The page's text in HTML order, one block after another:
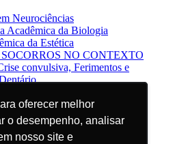
oferecer melhor
o desempenho, analisar
nosso site e
oferecer melhor
o desempenho, analisar
nosso site e
Neurociências
Acadêmica da Biologia
da Estética
NO CONTEXTO
convulsiva, Ferimentos e